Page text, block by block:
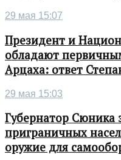
29 мая 15:07
Президент и
обладают
Арцаха: ответ
29 мая 15:03
Губернатор Сюника
приграничных
оружие для